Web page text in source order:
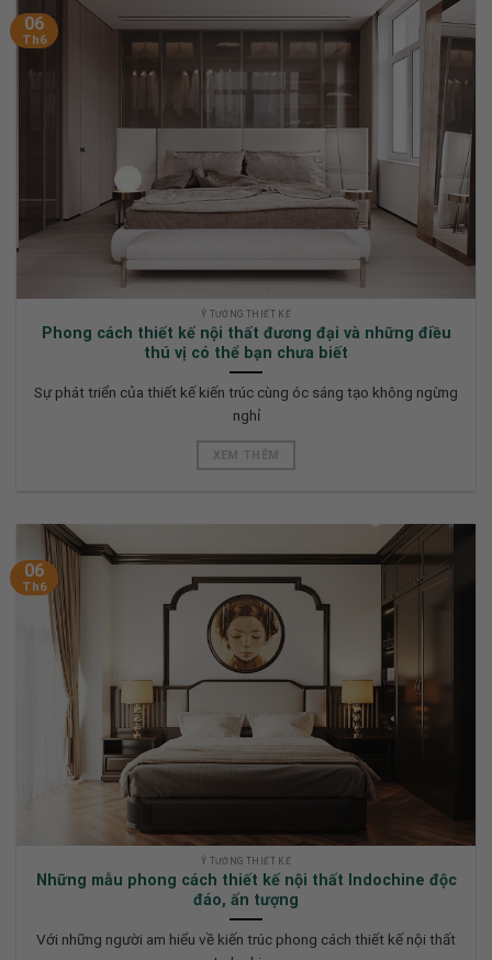
Ý TƯỞNG THIẾT KẾ
Phong cách thiết kế nội thất đương đại và những điều
thú vị có thể bạn chưa biết
Sự phát triển của thiết kế kiến trúc cùng óc sáng tạo không ngừng
nghỉ
XEM THÊM
06
Th6
Ý TƯỞNG THIẾT KẾ
Những mẫu phong cách thiết kế nội thất Indochine độc
đáo, ấn tượng
Với những người am hiểu về kiến trúc phong cách thiết kế nội thất
06
Th6